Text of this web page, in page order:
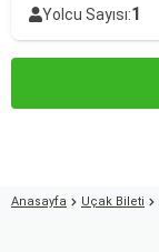
Yolcu Sayısı:1
Anasayfa Uçak Bileti